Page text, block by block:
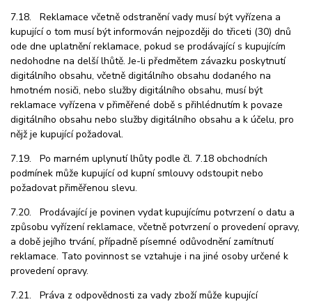
7.18. Reklamace včetně odstranění vady musí být vyřízena a
kupující o tom musí být informován nejpozději do třiceti (30) dnů
ode dne uplatnění reklamace, pokud se prodávající s kupujícím
nedohodne na delší lhůtě. Je-li předmětem závazku poskytnutí
digitálního obsahu, včetně digitálního obsahu dodaného na
hmotném nosiči, nebo služby digitálního obsahu, musí být
reklamace vyřízena v přiměřené době s přihlédnutím k povaze
digitálního obsahu nebo služby digitálního obsahu a k účelu, pro
nějž je kupující požadoval.
7.19. Po marném uplynutí lhůty podle čl. 7.18 obchodních
podmínek může kupující od kupní smlouvy odstoupit nebo
požadovat přiměřenou slevu.
7.20. Prodávající je povinen vydat kupujícímu potvrzení o datu a
způsobu vyřízení reklamace, včetně potvrzení o provedení opravy,
a době jejího trvání, případně písemné odůvodnění zamítnutí
reklamace. Tato povinnost se vztahuje i na jiné osoby určené k
provedení opravy.
7.21. Práva z odpovědnosti za vady zboží může kupující